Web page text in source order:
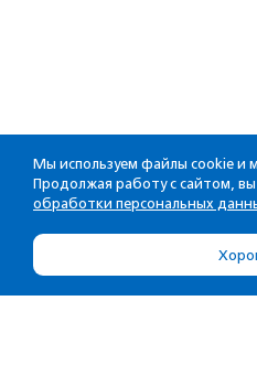
Мы используем файлы cookie и
Продолжая работу с сайтом, вы
обработки персональных